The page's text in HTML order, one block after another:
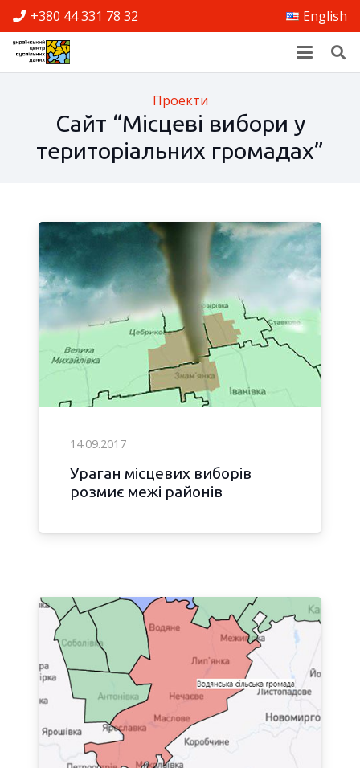
+380 44 331 78 32 English
Проекти
Сайт “Місцеві вибори у
територіальних громадах”
14.09.2017
Ураган місцевих виборів
розмиє межі районів